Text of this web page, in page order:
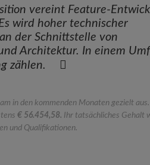
vereint Feature-
wird hoher technischer
der Schnittstelle von
Architektur. In einem
zählen.
in den kommenden Monaten gezielt
€ 56.454,58. Ihr tatsächliches Gehalt
und Qualifikationen.